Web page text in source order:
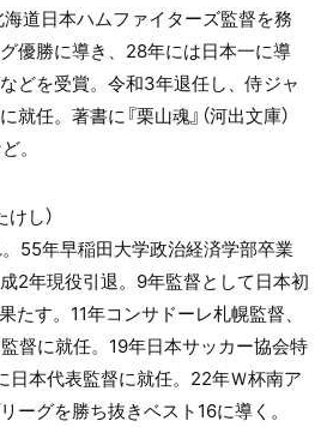
道日本ハムファイターズ監督を務
優勝に導き、28年には日本一に導
どを受賞。令和3年退任し、侍ジャ
任。著書に『栗山魂』（河出文庫）
。
し）
55年早稲田大学政治経済学部卒業
2年現役引退。9年監督として日本初
たす。11年コンサドーレ札幌監督、
督に就任。19年日本サッカー協会特
日本代表監督に就任。22年Ｗ杯南ア
ーグを勝ち抜きベスト16に導く。